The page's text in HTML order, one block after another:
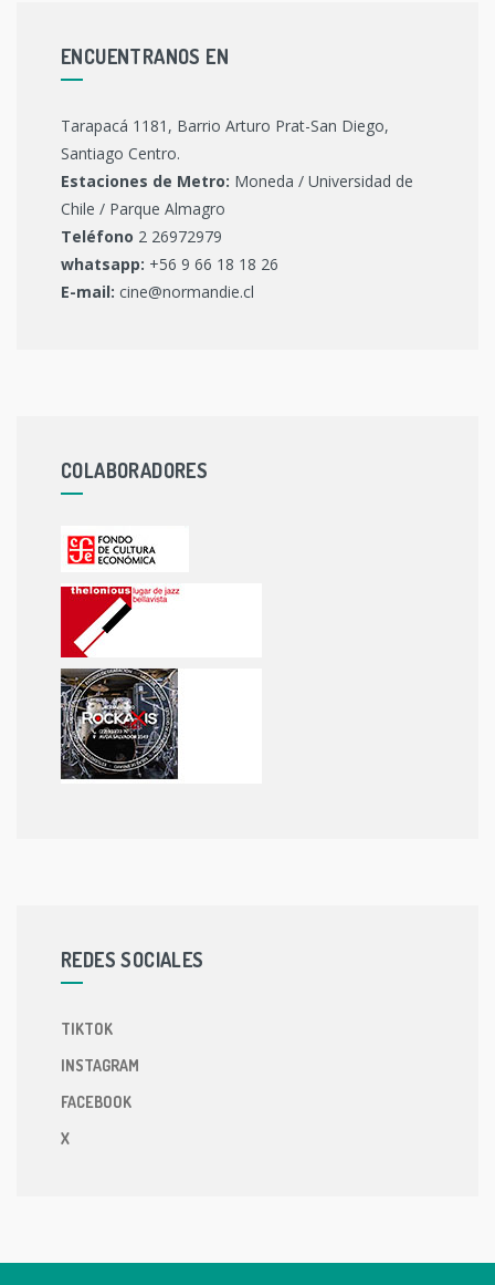
ENCUENTRANOS EN
Tarapacá 1181, Barrio Arturo Prat-San Diego,
Santiago Centro.
Estaciones de Metro: Moneda / Universidad de
Chile / Parque Almagro
Teléfono 2 26972979
whatsapp: +56 9 66 18 18 26
E-mail: cine@normandie.cl
COLABORADORES
REDES SOCIALES
TIKTOK
INSTAGRAM
FACEBOOK
X